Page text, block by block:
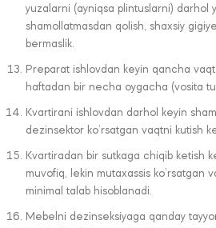
yuzalarni (ayniqsa plintuslarni) darhol
shamollatmasdan qolish, shaxsiy
bermaslik.
Preparat ishlovdan keyin qancha
haftadan bir necha oygacha (vosita
Kvartirani ishlovdan darhol keyin
dezinsektor ko’rsatgan vaqtni kutish
Kvartiradan bir sutkaga chiqib ketish
muvofiq, lekin mutaxassis ko’rsatgan
minimal talab hisoblanadi.
Mebelni dezinseksiyaga qanday